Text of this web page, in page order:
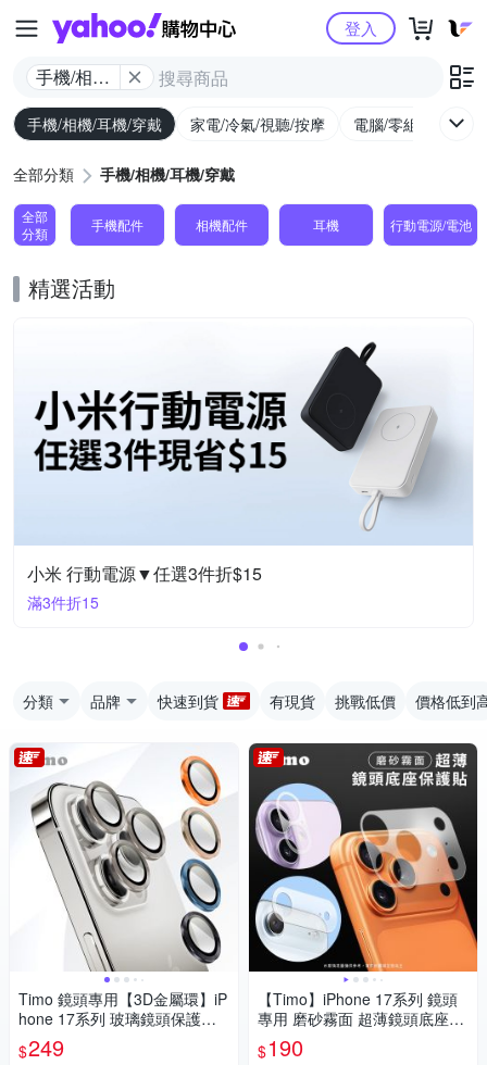
Yahoo購物中心
手機/相機/
耳機/穿戴
登入
手機/相機/耳機/穿戴 家電/冷氣/視聽/按摩 電腦/零組件/週邊/
全部分類 手機/相機/耳機/穿戴
全部
分類
手機配件 相機配件 耳機 行動電源/電池
精選活動
小米 行動電源▼任選3件折$15
滿3件折15
分類 品牌 快速到貨 有現貨 挑戰低價 價格低到
Timo 鏡頭專用【3D金屬環】iP
hone 17系列 玻璃鏡頭保護貼
膜
$249
【Timo】iPhone 17系列 鏡頭
專用 磨砂霧面 超薄鏡頭底座保
護貼
$190